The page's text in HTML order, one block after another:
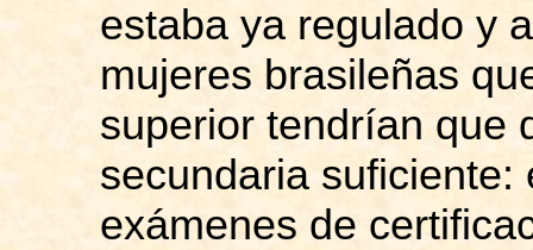
estaba ya regulado y
mujeres brasileñas
superior tendrían que
secundaria
exámenes de